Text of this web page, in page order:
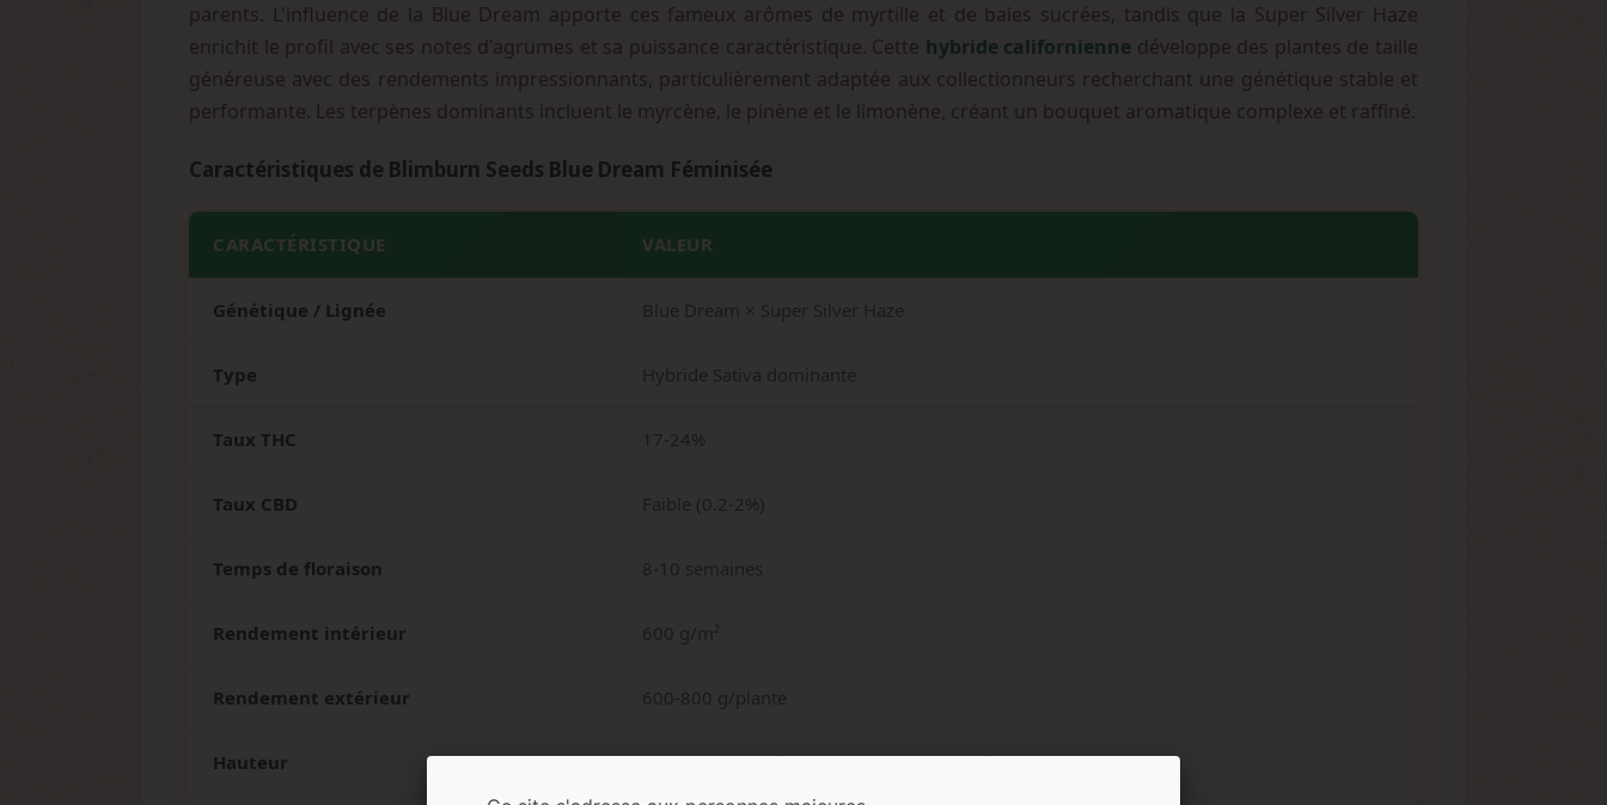
parents. L'influence de la Blue Dream apporte ces fameux arômes de myrtille et de baies sucrées, tandis que la Super Silver Haze
enrichit le profil avec ses notes d'agrumes et sa puissance caractéristique. Cette hybride californienne développe des plantes de taille
généreuse avec des rendements impressionnants, particulièrement adaptée aux collectionneurs recherchant une génétique stable et
performante. Les terpènes dominants incluent le myrcène, le pinène et le limonène, créant un bouquet aromatique complexe et raffiné.
Caractéristiques de Blimburn Seeds Blue Dream Féminisée
CARACTÉRISTIQUE VALEUR
Génétique / Lignée Blue Dream × Super Silver Haze
Type Hybride Sativa dominante
Taux THC 17-24%
Taux CBD Faible (0.2-2%)
Temps de floraison 8-10 semaines
Rendement intérieur 600 g/m²
Rendement extérieur 600-800 g/plante
Hauteur 100-150 cm (intérieur) / 200-300 cm (extérieur)